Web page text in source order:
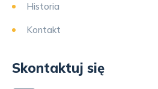
Historia
Kontakt
Skontaktuj się